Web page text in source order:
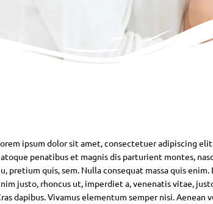
ipsum dolor sit amet, consectetuer adipiscing
penatibus et magnis dis parturient montes,
pretium quis, sem. Nulla consequat massa quis
justo, rhoncus ut, imperdiet a, venenatis vitae,
dapibus. Vivamus elementum semper nisi.